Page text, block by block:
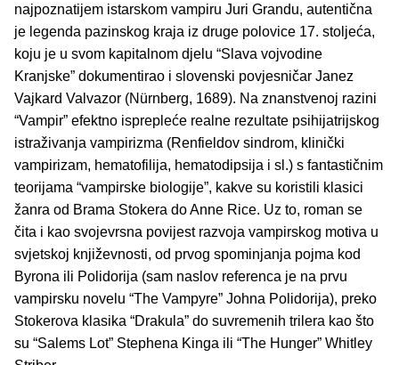
najpoznatijem istarskom vampiru Juri Grandu, autentična
je legenda pazinskog kraja iz druge polovice 17. stoljeća,
koju je u svom kapitalnom djelu “Slava vojvodine
Kranjske” dokumentirao i slovenski povjesničar Janez
Vajkard Valvazor (Nürnberg, 1689). Na znanstvenoj razini
“Vampir” efektno isprepleće realne rezultate psihijatrijskog
istraživanja vampirizma (Renfieldov sindrom, klinički
vampirizam, hematofilija, hematodipsija i sl.) s fantastičnim
teorijama “vampirske biologije”, kakve su koristili klasici
žanra od Brama Stokera do Anne Rice. Uz to, roman se
čita i kao svojevrsna povijest razvoja vampirskog motiva u
svjetskoj književnosti, od prvog spominjanja pojma kod
Byrona ili Polidorija (sam naslov referenca je na prvu
vampirsku novelu “The Vampyre” Johna Polidorija), preko
Stokerova klasika “Drakula” do suvremenih trilera kao što
su “Salems Lot” Stephena Kinga ili “The Hunger” Whitley